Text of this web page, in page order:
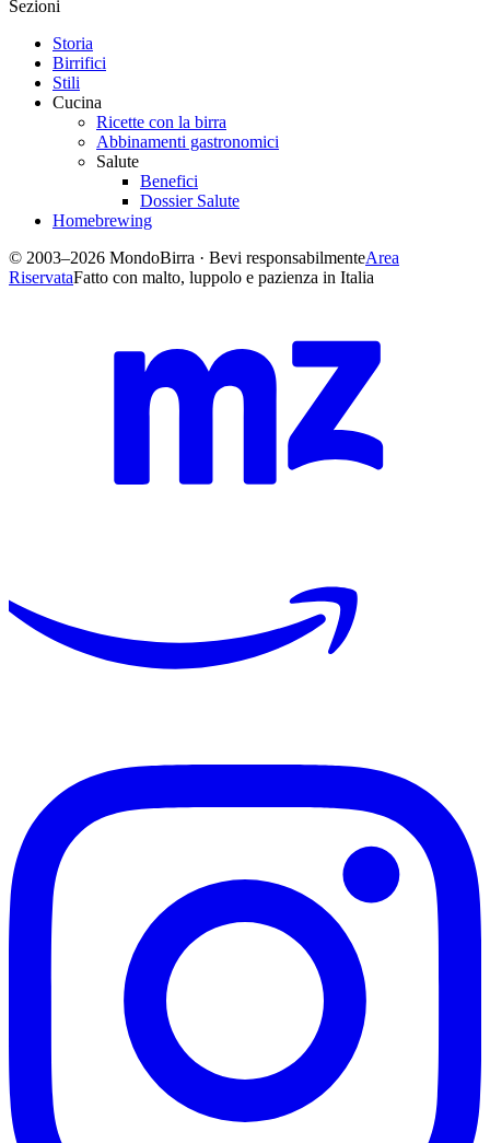
Sezioni
Storia
Birrifici
Stili
Cucina
Ricette con la birra
Abbinamenti gastronomici
Salute
Benefici
Dossier Salute
Homebrewing
© 2003–2026 MondoBirra · Bevi responsabilmenteArea
RiservataFatto con malto, luppolo e pazienza in Italia